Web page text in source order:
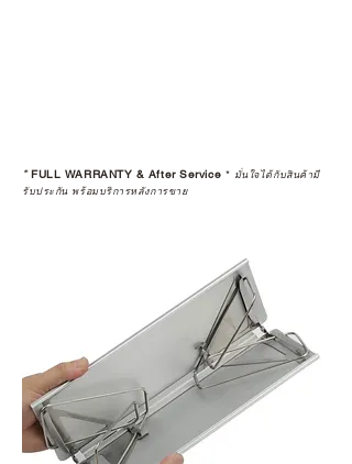
*FULL WARRANTY & After Service * มั่นใจได้กับสินค้ามี
รับประกัน พร้อมบริการหลังการขาย